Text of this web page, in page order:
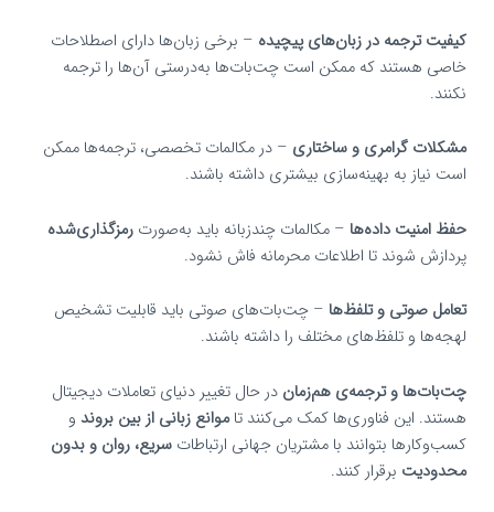
کیفیت ترجمه در زبان‌های پیچیده – برخی زبان‌ها دارای اصطلاحات
خاصی هستند که ممکن است چت‌بات‌ها به‌درستی آن‌ها را ترجمه
نکنند.
مشکلات گرامری و ساختاری – در مکالمات تخصصی، ترجمه‌ها ممکن
است نیاز به بهینه‌سازی بیشتری داشته باشند.
حفظ امنیت داده‌ها – مکالمات چندزبانه باید به‌صورت رمزگذاری‌شده
پردازش شوند تا اطلاعات محرمانه فاش نشود.
تعامل صوتی و تلفظ‌ها – چت‌بات‌های صوتی باید قابلیت تشخیص
لهجه‌ها و تلفظ‌های مختلف را داشته باشند.
چت‌بات‌ها و ترجمه‌ی هم‌زمان در حال تغییر دنیای تعاملات دیجیتال
هستند. این فناوری‌ها کمک می‌کنند تاموانع زبانی از بین بروند و
کسب‌وکارها بتوانند با مشتریان جهانی ارتباطات سریع، روان و بدون
محدودیت برقرار کنند.